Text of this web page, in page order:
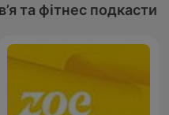
та фітнес подкасти